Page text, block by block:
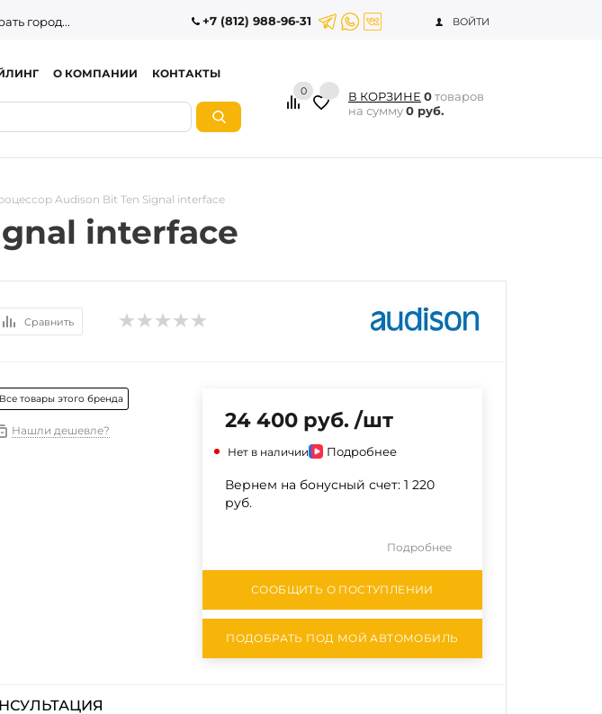
город... +7 (812) 988-96-31 ВОЙТИ
О КОМПАНИИ КОНТАКТЫ
0 В КОРЗИНЕ 0товаров
на сумму0 руб.
Audison Bit Ten Signal interface
interface
Сравнить
Все товары этого бренда
Нашли дешевле? 24 400 руб. /шт
Нет в наличии Подробнее
Вернем на бонусный счет: 1 220
руб.
Подробнее
СООБЩИТЬ О ПОСТУПЛЕНИИ
ПОДОБРАТЬ ПОД МОЙ АВТОМОБИЛЬ